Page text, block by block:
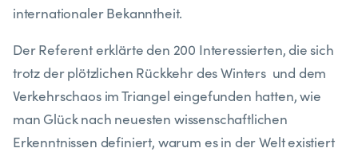
internationaler Bekanntheit.
Der Referent erklärte den 200 Interessierten, die sich
trotz der plötzlichen Rückkehr des Winters und dem
Verkehrschaos im Triangel eingefunden hatten, wie
man Glück nach neuesten wissenschaftlichen
Erkenntnissen definiert, warum es in der Welt existiert